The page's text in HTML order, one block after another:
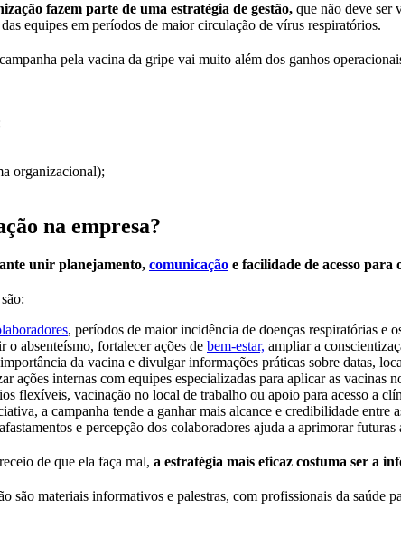
fazem parte de uma estratégia de gestão, que não deve ser
equipes em períodos de maior circulação de vírus respiratórios.
pela vacina da gripe vai muito além dos ganhos
organizacional);
na empresa?
unir planejamento, comunicação e facilidade de acesso para
, períodos de maior incidência de doenças respiratórias e
absenteísmo, fortalecer ações de bem-estar, ampliar a
da vacina e divulgar informações práticas sobre datas,
ações internas com equipes especializadas para aplicar as vacinas
flexíveis, vacinação no local de trabalho ou apoio para acesso a
a campanha tende a ganhar mais alcance e credibilidade entre
e percepção dos colaboradores ajuda a aprimorar futuras
de que ela faça mal, a estratégia mais eficaz costuma ser a
são materiais informativos e palestras, com profissionais da saúde